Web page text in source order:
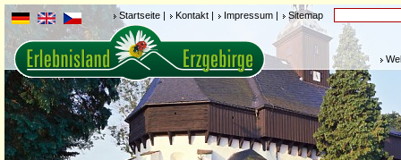
Startseite | Kontakt | Impressum | Sitemap